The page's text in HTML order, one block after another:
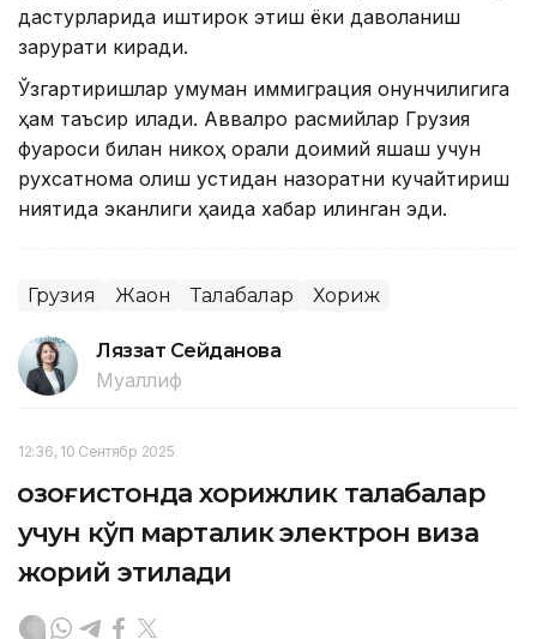
дастурларида иштирок этиш ёки даволаниш
зарурати киради.
Ўзгартиришлар умуман иммиграция қонунчилигига
ҳам таъсир қилади. Аввалроқ расмийлар Грузия
фуқароси билан никоҳ орқали доимий яшаш учун
рухсатнома олиш устидан назоратни кучайтириш
ниятида эканлиги ҳақида хабар қилинган эди.
Грузия Жаҳон Талабалар Хориж
Ляззат Сейданова
Муаллиф
12:36, 10 Сентябр 2025
Қозоғистонда хорижлик талабалар
учун кўп марталик электрон виза
жорий этилади